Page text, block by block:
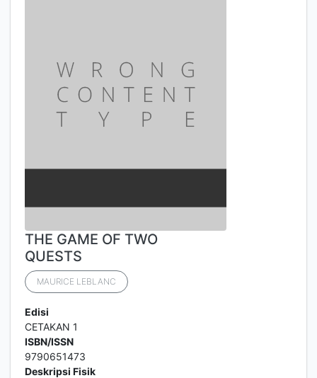
THE GAME OF TWO
QUESTS
MAURICE LEBLANC
Edisi
CETAKAN 1
ISBN/ISSN
9790651473
Deskripsi Fisik